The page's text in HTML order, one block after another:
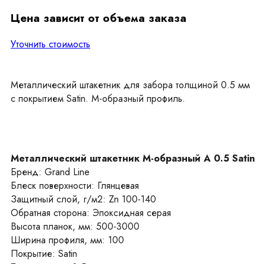
Цена зависит от объема заказа
Уточнить стоимость
Металлический штакетник для забора толщиной 0.5 мм
с покрытием Satin. М-образный профиль.
Металлический штакетник М-образный А 0.5 Satin
Бренд: Grand Line
Блеск поверхности: Глянцевая
Защитный слой, г/м2: Zn 100-140
Обратная сторона: Эпоксидная серая
Высота планок, мм: 500-3000
Ширина профиля, мм: 100
Покрытие: Satin